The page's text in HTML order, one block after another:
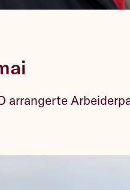
arrangerte